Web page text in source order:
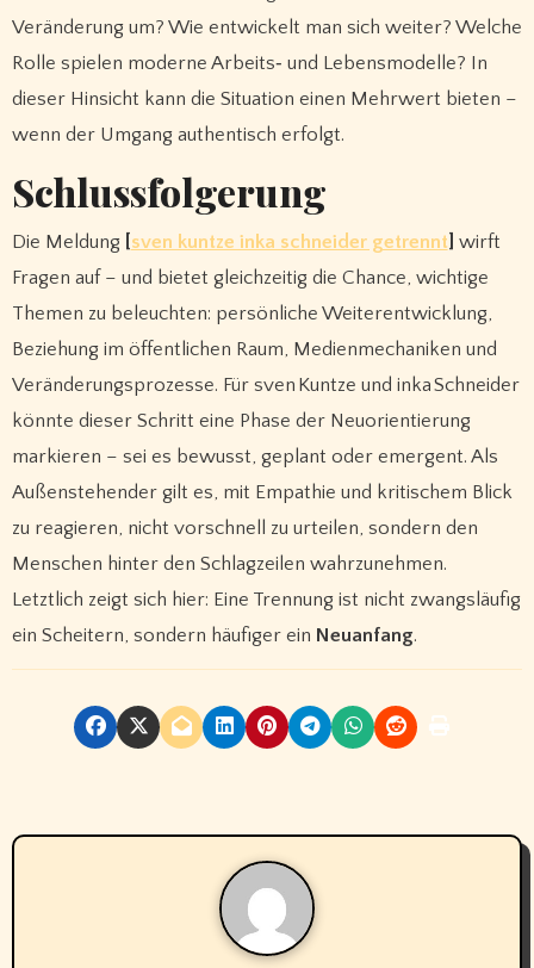
Veränderung um? Wie entwickelt man sich weiter? Welche
Rolle spielen moderne Arbeits‑ und Lebensmodelle? In
dieser Hinsicht kann die Situation einen Mehrwert bieten –
wenn der Umgang authentisch erfolgt.
Schlussfolgerung
Die Meldung [sven kuntze inka schneider getrennt] wirft
Fragen auf – und bietet gleichzeitig die Chance, wichtige
Themen zu beleuchten: persönliche Weiterentwicklung,
Beziehung im öffentlichen Raum, Medienmechaniken und
Veränderungsprozesse. Für sven Kuntze und inka Schneider
könnte dieser Schritt eine Phase der Neuorientierung
markieren – sei es bewusst, geplant oder emergent. Als
Außenstehender gilt es, mit Empathie und kritischem Blick
zu reagieren, nicht vorschnell zu urteilen, sondern den
Menschen hinter den Schlagzeilen wahrzunehmen.
Letztlich zeigt sich hier: Eine Trennung ist nicht zwangsläufig
ein Scheitern, sondern häufiger ein Neuanfang.